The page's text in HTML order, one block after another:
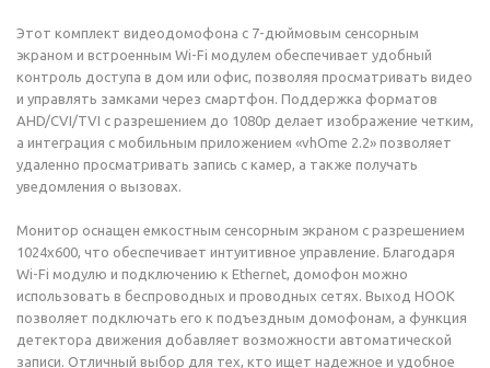
Этот комплект видеодомофона с 7-дюймовым сенсорным
экраном и встроенным Wi-Fi модулем обеспечивает удобный
контроль доступа в дом или офис, позволяя просматривать видео
и управлять замками через смартфон. Поддержка форматов
AHD/CVI/TVI с разрешением до 1080p делает изображение четким,
а интеграция с мобильным приложением «vhOme 2.2» позволяет
удаленно просматривать запись с камер, а также получать
уведомления о вызовах.
Монитор оснащен емкостным сенсорным экраном с разрешением
1024x600, что обеспечивает интуитивное управление. Благодаря
Wi-Fi модулю и подключению к Ethernet, домофон можно
использовать в беспроводных и проводных сетях. Выход HOOK
позволяет подключать его к подъездным домофонам, а функция
детектора движения добавляет возможности автоматической
записи. Отличный выбор для тех, кто ищет надежное и удобное